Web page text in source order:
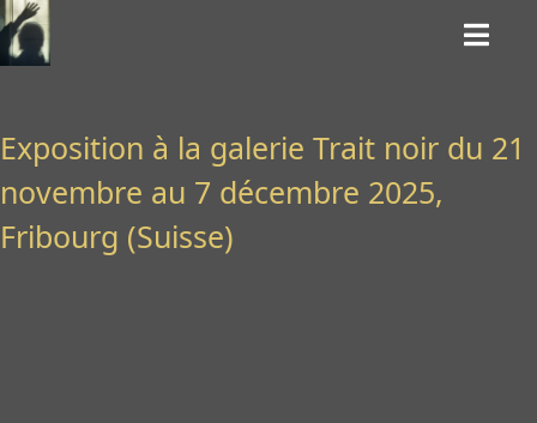
Exposition à la galerie Trait noir du 21
novembre au 7 décembre 2025,
Fribourg (Suisse)